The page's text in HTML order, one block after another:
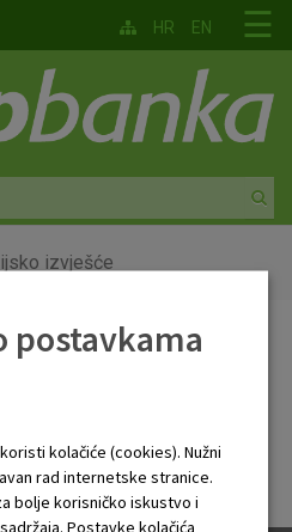
☰
HR EN
izvješće
izvješće.pdf
postavkama
koristi kolačiće (cookies). Nužni
rad internetske stranice.
bolje korisničko iskustvo i
Postavke kolačića